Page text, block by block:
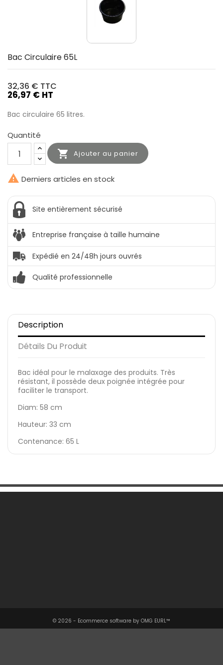
Bac Circulaire 65L
32,36 € TTC
26,97 € HT
Bac circulaire 65 litres.
Quantité
 Ajouter au panier
 Derniers articles en stock
Site entièrement sécurisé
Entreprise française à taille humaine
Expédié en 24/48h jours ouvrés
Qualité professionnelle
Description
Détails Du Produit
Bac idéal pour le malaxage des produits. Très
résistant, il possède deux poignée intégrée pour
faciliter le transport.
Diam: 58 cm
Hauteur: 33 cm
Contenance: 65 L
© 2026 - Ecommerce software by OMG EURL™